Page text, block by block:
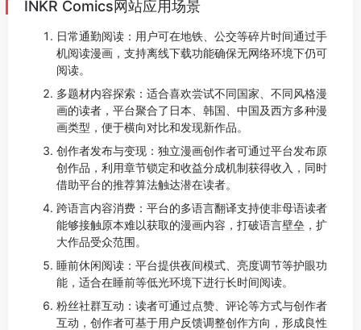
INKR Comics网站应用场景
日常通勤阅读：用户可在地铁、公交等碎片时间通过手
机阅读漫画，支持离线下载功能确保无网络环境下仍可
阅读。
多题材内容探索：适合喜欢尝试不同国家、不同风格漫
画的读者，平台聚合了日本、韩国、中国及西方多种漫
画类型，便于横向对比和发现新作品。
创作者发布与变现：独立漫画创作者可通过平台发布原
创作品，利用章节锁定和收益分成机制获得收入，同时
借助平台的推荐算法触达潜在读者。
跨语言内容消费：平台的多语言翻译支持使非母语读者
能够接触原本难以获取的漫画内容，打破语言壁垒，扩
大作品受众范围。
睡前休闲阅读：平台提供夜间模式、亮度调节等护眼功
能，适合在睡前等低光环境下进行长时间阅读。
粉丝社群互动：读者可通过点赞、评论等方式与创作者
互动，创作者可基于用户反馈调整创作方向，形成良性